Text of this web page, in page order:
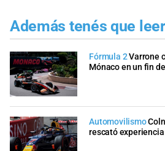
Además tenés que
Fórmula 2Varrone
Mónaco en un fin
Automovilismo
rescató